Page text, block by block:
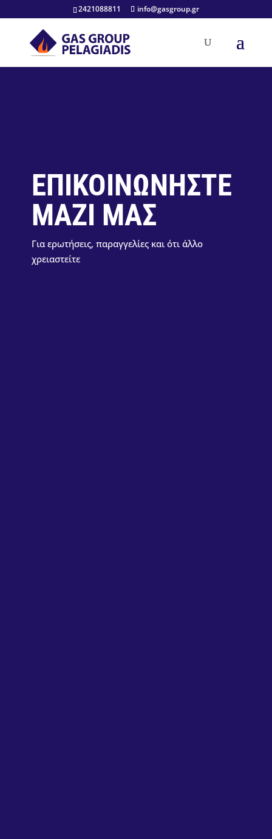
2421088811 info@gasgroup.gr
ΕΠΙΚΟΙΝΩΝΗΣΤΕ
ΜΑΖΙ ΜΑΣ
Για ερωτήσεις, παραγγελίες και ότι άλλο
χρειαστείτε